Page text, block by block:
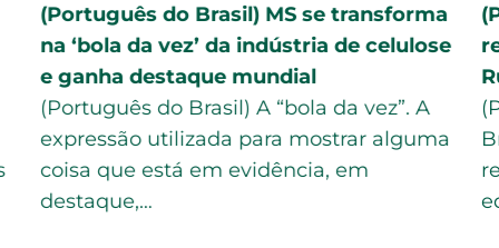
(Português do Brasil) MS se transforma
na ‘bola da vez’ da indústria de celulose
e ganha destaque mundial
(Português do Brasil) A “bola da vez”. A
expressão utilizada para mostrar alguma
coisa que está em evidência, em
destaque,…